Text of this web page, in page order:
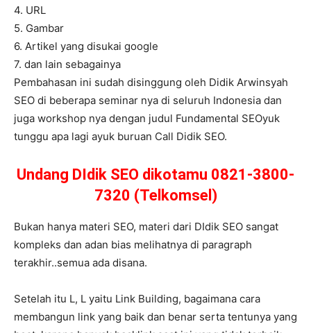
4. URL
5. Gambar
6. Artikel yang disukai google
7. dan lain sebagainya
Pembahasan ini sudah disinggung oleh Didik Arwinsyah
SEO di beberapa seminar nya di seluruh Indonesia dan
juga workshop nya dengan judul Fundamental SEOyuk
tunggu apa lagi ayuk buruan Call Didik SEO.
Undang DIdik SEO dikotamu 0821-3800-
7320 (Telkomsel)
Bukan hanya materi SEO, materi dari DIdik SEO sangat
kompleks dan adan bias melihatnya di paragraph
terakhir..semua ada disana.
Setelah itu L, L yaitu Link Building, bagaimana cara
membangun link yang baik dan benar serta tentunya yang